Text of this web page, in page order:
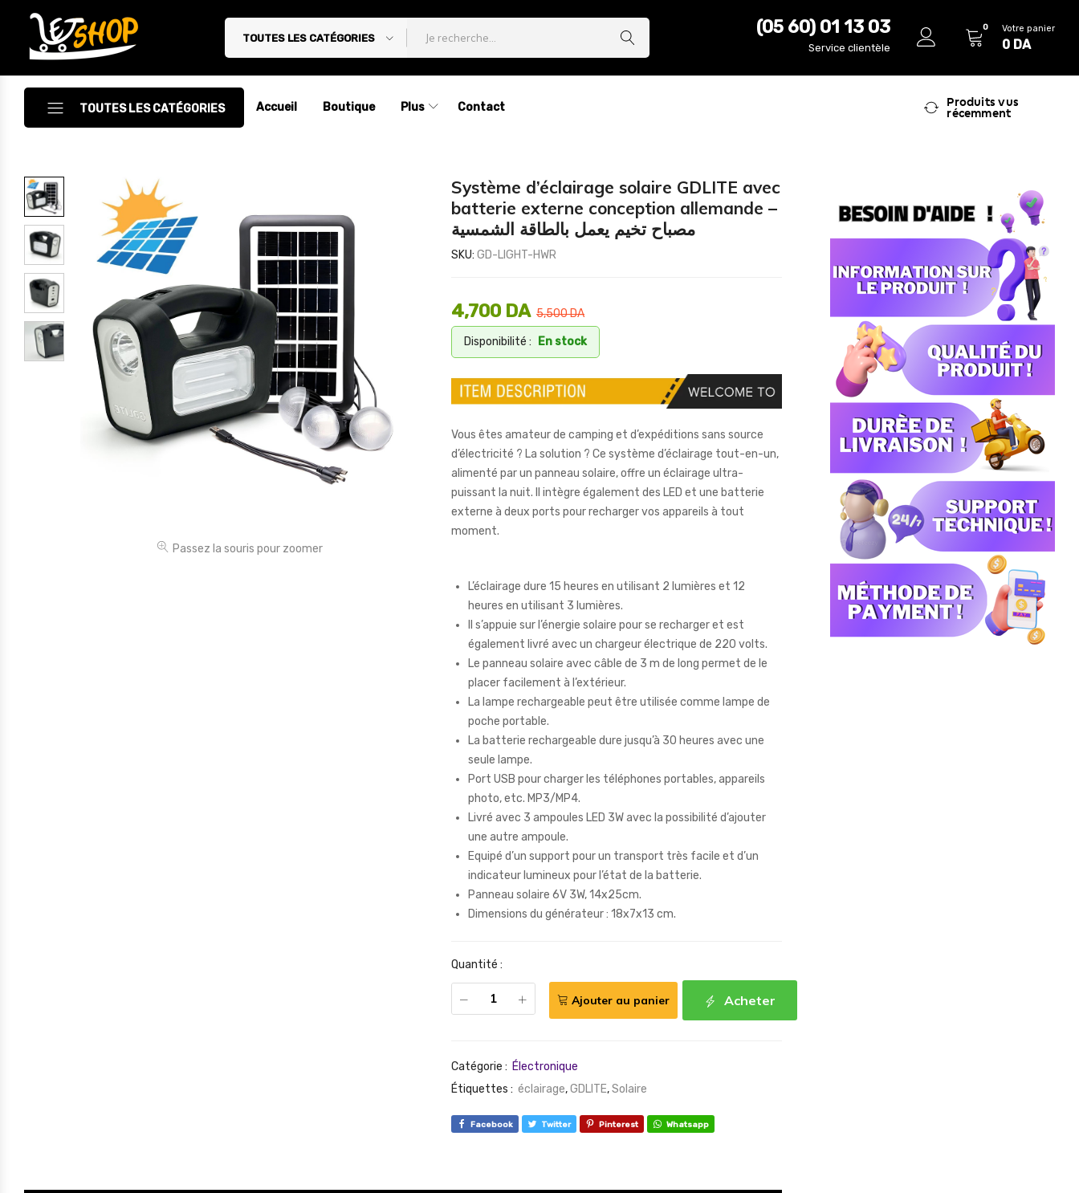
Letshop.dz
TOUTES LES CATÉGORIES
(05 60) 01 13 03
Service clientèle
0 Votre panier
0 DA
TOUTES LES CATÉGORIES
Accessoires
Accessoires Auto/Moto
Accessoires PC
Camping & Randonnée
Cuisine
Décoration
Electroménager
Électronique
Accueil Boutique Plus Contact
Produits vus
récemment
Passez la souris pour zoomer
Système d’éclairage solaire GDLITE avec
batterie externe conception allemande –
مصباح تخيم يعمل بالطاقة الشمسية
SKU: GD-LIGHT-HWR
5,500DA
4,700 DA
Disponibilité : En stock
Vous êtes amateur de camping et d’expéditions sans source
d’électricité ? La solution ? Ce système d’éclairage tout-en-un,
alimenté par un panneau solaire, offre un éclairage ultra-
puissant la nuit. Il intègre également des LED et une batterie
externe à deux ports pour recharger vos appareils à tout
moment.
L’éclairage dure 15 heures en utilisant 2 lumières et 12
heures en utilisant 3 lumières.
Il s’appuie sur l’énergie solaire pour se recharger et est
également livré avec un chargeur électrique de 220 volts.
Le panneau solaire avec câble de 3 m de long permet de le
placer facilement à l’extérieur.
La lampe rechargeable peut être utilisée comme lampe de
poche portable.
La batterie rechargeable dure jusqu’à 30 heures avec une
seule lampe.
Port USB pour charger les téléphones portables, appareils
photo, etc. MP3/MP4.
Livré avec 3 ampoules LED 3W avec la possibilité d’ajouter
une autre ampoule.
Equipé d’un support pour un transport très facile et d’un
indicateur lumineux pour l’état de la batterie.
Panneau solaire 6V 3W, 14x25cm.
Dimensions du générateur : 18x7x13 cm.
Quantité :
Acheter
Ajouter au panier
Catégorie : Électronique
Étiquettes : éclairage,GDLITE,Solaire
Facebook Twitter Pinterest Whatsapp